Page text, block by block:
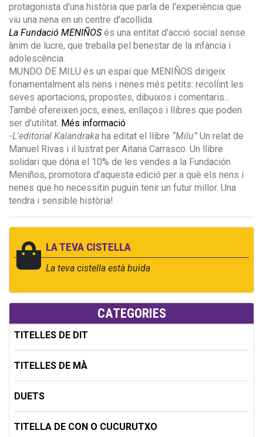
protagonista d'una història que parla de l'experiència que
viu una nena en un centre d'acollida.
La Fundació MENIÑOSés una entitat d'acció social sense
ànim de lucre, que treballa pel benestar de la infància i
adolescència.
MUNDO DE MILU és un espai que MENIÑOS dirigeix
fonamentalment als nens i nenes més petits: recollint les
seves aportacions, propostes, dibuixos i comentaris...
També ofereixen jocs, eines, enllaços i llibres que poden
ser d'utilitat. Més informació
-L'editorial Kalandraka ha editat el llibre “Milu” Un relat de
Manuel Rivas i il·lustrat per Aitana Carrasco. Un llibre
solidari que dóna el 10% de les vendes a la Fundación
Meniños, promotora d'aquesta edició per a què els nens i
nenes que ho necessitin puguin tenir un futur millor. Una
tendra i sensible història!
LA TEVA CISTELLA
La teva cistella està buida
CATEGORIES
TITELLES DE DIT
TITELLES DE MÀ
DUETS
TITELLA DE CON O CUCURUTXO